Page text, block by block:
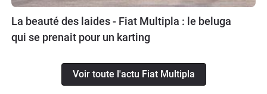
La beauté des laides - Fiat Multipla : le beluga
qui se prenait pour un karting
Voir toute l'actu Fiat Multipla